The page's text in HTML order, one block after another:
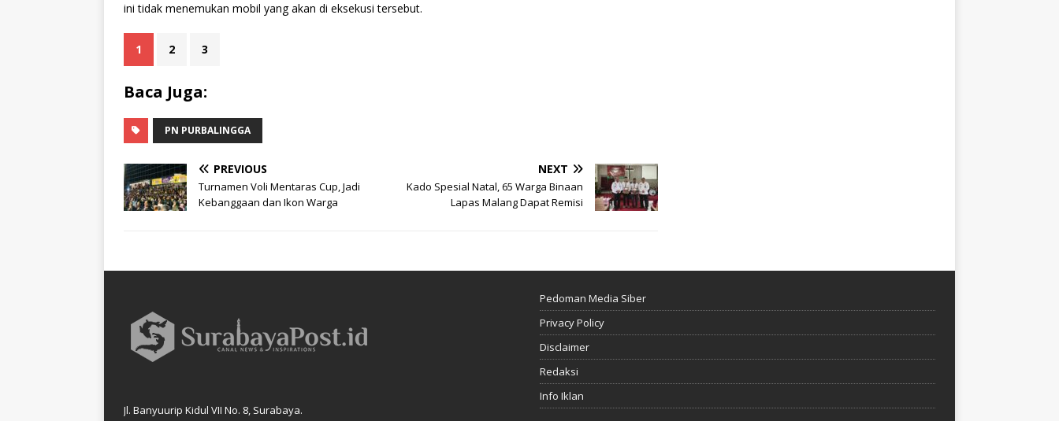
ini tidak menemukan mobil yang akan di eksekusi tersebut.
1 2 3
Baca Juga:
PN PURBALINGGA
PREVIOUS
Turnamen Voli Mentaras Cup, Jadi
Kebanggaan dan Ikon Warga
NEXT
Kado Spesial Natal, 65 Warga Binaan
Lapas Malang Dapat Remisi
Jl. Banyuurip Kidul VII No. 8, Surabaya.
Pedoman Media Siber
Privacy Policy
Disclaimer
Redaksi
Info Iklan